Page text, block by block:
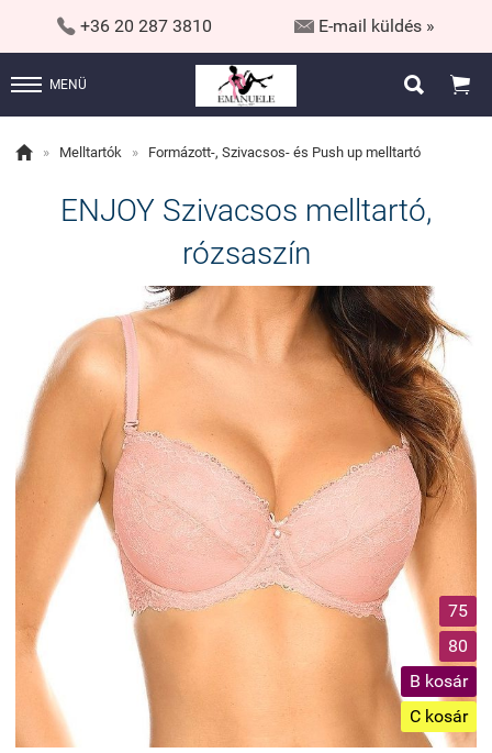
 +36 20 287 3810  E-mail küldés »
MENÜ  
 » Melltartók » Formázott-, Szivacsos- és Push up melltartó
ENJOY Szivacsos melltartó,
rózsaszín
75
80
B kosár
C kosár